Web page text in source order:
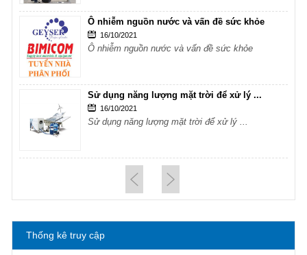
Ô nhiễm nguồn nước và vấn đề sức khỏe
16/10/2021
Ô nhiễm nguồn nước và vấn đề sức khỏe
Sử dụng năng lượng mặt trời để xử lý ...
16/10/2021
Sử dụng năng lượng mặt trời để xử lý ...
Hướng dẫn lựa chọn máy lọc nước Gia ...
21/10/2021
Hướng dẫn lựa chọn máy lọc nước Gia ...
Ô nhiễm nguồn nước và vấn đề sức khỏe
Thống kê truy cập